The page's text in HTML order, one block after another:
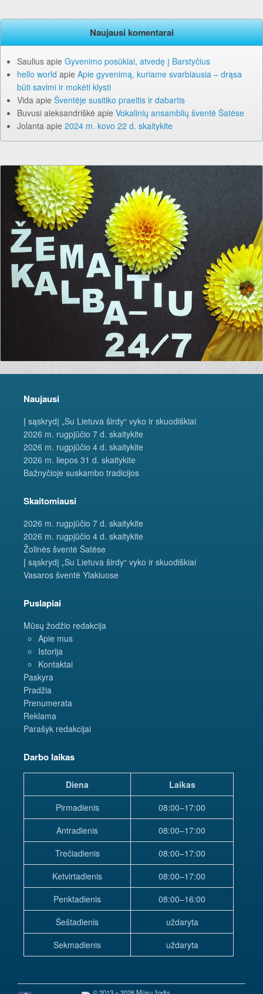
Naujausi komentarai
Saulius apie Gyvenimo posūkiai, atvedę į Barstyčius
hello world apie Apie gyvenimą, kuriame svarbiausia – drąsa
būti savimi ir mokėti klysti
Vida apie Šventėje susitiko praeitis ir dabartis
Buvusi aleksandriškė apie Vokalinių ansamblių šventė Šatėse
Jolanta apie 2024 m. kovo 22 d. skaitykite
Naujausi
Į sąskrydį „Su Lietuva širdy“ vyko ir skuodiškiai
2026 m. rugpjūčio 7 d. skaitykite
2026 m. rugpjūčio 4 d. skaitykite
2026 m. liepos 31 d. skaitykite
Bažnyčioje suskambo tradicijos
Skaitomiausi
2026 m. rugpjūčio 7 d. skaitykite
2026 m. rugpjūčio 4 d. skaitykite
Žolinės šventė Šatėse
Į sąskrydį „Su Lietuva širdy“ vyko ir skuodiškiai
Vasaros šventė Ylakiuose
Puslapiai
Mūsų žodžio redakcija
Apie mus
Istorija
Kontaktai
Paskyra
Pradžia
Prenumerata
Reklama
Parašyk redakcijai
Darbo laikas
Diena
Laikas
Pirmadienis
08:00–17:00
Antradienis
08:00–17:00
Trečiadienis
08:00–17:00
Ketvirtadienis
08:00–17:00
Penktadienis
08:00–16:00
Šeštadienis
uždaryta
Sekmadienis
uždaryta
© 2013 – 2026 Mūsų žodis